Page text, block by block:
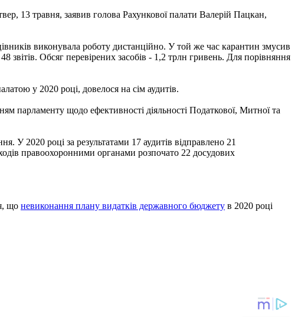
13 травня, заявив голова Рахункової палати Валерій Пацкан,
виконувала роботу дистанційно. У той же час карантин змусив
звітів. Обсяг перевірених засобів - 1,2 трлн гривень. Для порівняння
у 2020 році, довелося на сім аудитів.
парламенту щодо ефективності діяльності Податкової, Митної та
У 2020 році за результатами 17 аудитів відправлено 21
правоохоронними органами розпочато 22 досудових
що невиконання плану видатків державного бюджету в 2020 році